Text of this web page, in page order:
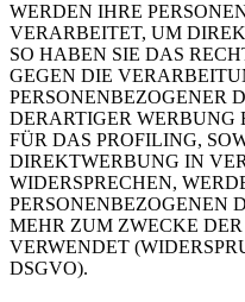
WERDEN IHRE
VERARBEITET, UM
SO HABEN SIE DAS
GEGEN DIE
PERSONENBEZOGENER
DERARTIGER WERBUNG
FÜR DAS PROFILING,
DIREKTWERBUNG IN
WIDERSPRECHEN,
PERSONENBEZOGENEN
MEHR ZUM ZWECKE
VERWENDET
DSGVO).